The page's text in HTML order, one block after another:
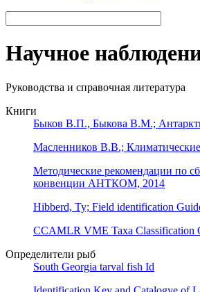
Научное
Руководства и справочная литература
Книги
Быков В.П., Быкова В.М.;
Масленников В.В.; Климатические
Методические рекомендации по
конвенции АНТКОМ, 2014
Hibberd, Ty; Field identification
CCAMLR VME Taxa Classification
Определители рыб
South Georgia tarval fish Id